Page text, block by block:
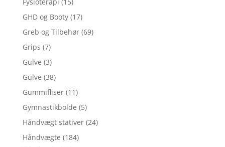
GHD og Booty (17)
Greb og Tilbehør (69)
Grips (7)
Gulve (3)
Gulve (38)
Gummifliser (11)
Gymnastikbolde (5)
Håndvægt stativer (24)
Håndvægte (184)